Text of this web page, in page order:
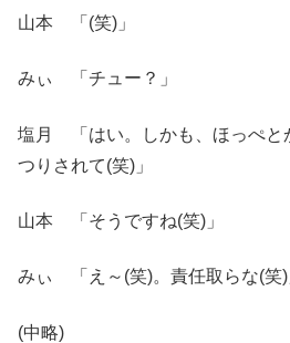
山本 「(笑)」
みぃ 「チュー？」
塩月 「はい。しかも、ほっぺと
つりされて(笑)」
山本 「そうですね(笑)」
みぃ 「え～(笑)。責任取らな(笑)
(中略)